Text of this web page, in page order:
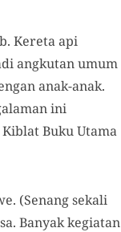
Kereta api
angkutan umum
anak-anak.
ini
Buku Utama
(Senang sekali
Banyak kegiatan